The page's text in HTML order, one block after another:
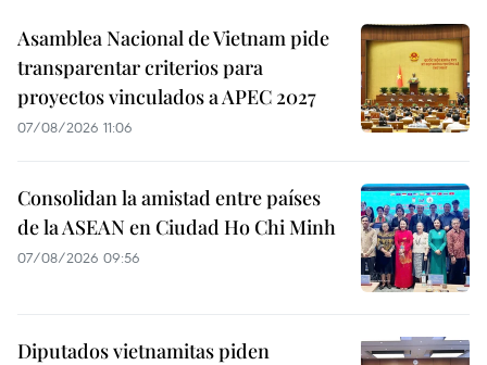
Asamblea Nacional de Vietnam pide
transparentar criterios para
proyectos vinculados a APEC 2027
07/08/2026 11:06
Consolidan la amistad entre países
de la ASEAN en Ciudad Ho Chi Minh
07/08/2026 09:56
Diputados vietnamitas piden